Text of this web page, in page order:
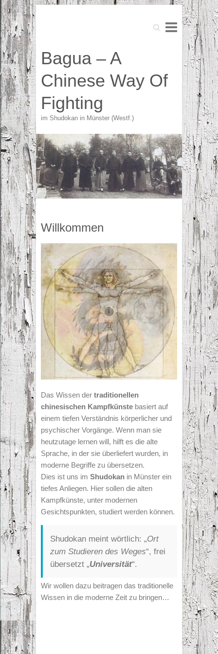
Search
Search
Bagua – A
Chinese Way Of
Fighting
im Shudokan in Münster (Westf.)
Willkommen
Das Wissen der traditionellen
chinesischen Kampfkünste basiert auf
einem tiefen Verständnis körperlicher und
psychischer Vorgänge. Wenn man sie
heutzutage lernen will, hilft es die alte
Sprache, in der sie überliefert wurden, in
moderne Begriffe zu übersetzen.
Dies ist uns im Shudokan in Münster ein
tiefes Anliegen. Hier sollen die alten
Kampfkünste, unter modernen
Gesichtspunkten, studiert werden können.
Shudokan meint wörtlich: „Ort
zum Studieren des Weges“, frei
übersetzt „Universität“.
Wir wollen dazu beitragen das traditionelle
Wissen in die moderne Zeit zu bringen…